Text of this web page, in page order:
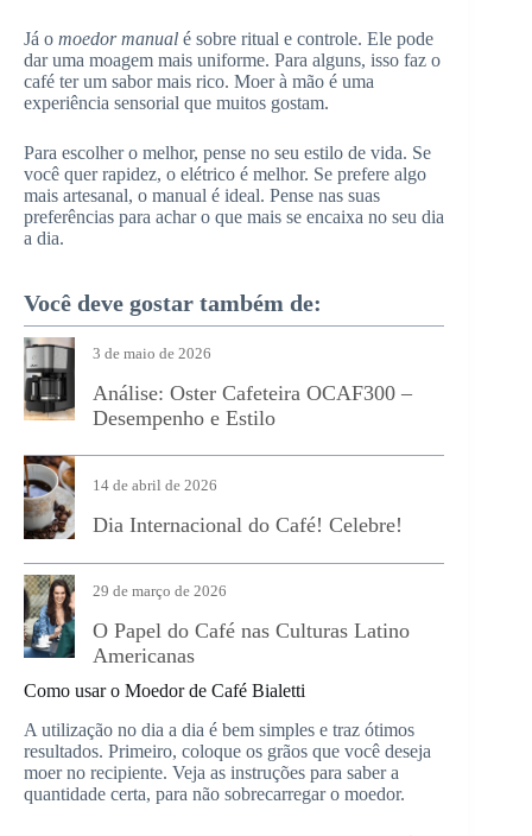
Já o moedor manual é sobre ritual e controle. Ele pode
dar uma moagem mais uniforme. Para alguns, isso faz o
café ter um sabor mais rico. Moer à mão é uma
experiência sensorial que muitos gostam.
Para escolher o melhor, pense no seu estilo de vida. Se
você quer rapidez, o elétrico é melhor. Se prefere algo
mais artesanal, o manual é ideal. Pense nas suas
preferências para achar o que mais se encaixa no seu dia
a dia.
Você deve gostar também de:
Análise: Oster Cafeteira OCAF300 –
Desempenho e Estilo
3 de maio de 2026
Dia Internacional do Café! Celebre!
14 de abril de 2026
O Papel do Café nas Culturas Latino
Americanas
29 de março de 2026
Como usar o Moedor de Café Bialetti
A utilização no dia a dia é bem simples e traz ótimos
resultados. Primeiro, coloque os grãos que você deseja
moer no recipiente. Veja as instruções para saber a
quantidade certa, para não sobrecarregar o moedor.